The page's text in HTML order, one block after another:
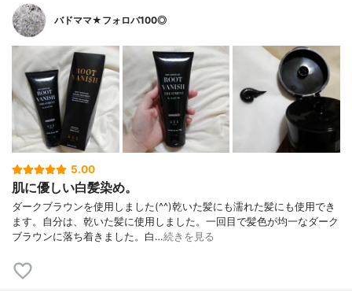
バドママ★フォロバ100◎
5.00
肌に優しい白髪染め。
ダークブラウンを使用しました(^^)乾いた髪にも濡れた髪にも使用でき
ます。自分は、乾いた髪に使用しました。一回目で髪色が均一なダーク
ブラウンに落ち着きました。白…続きを見る